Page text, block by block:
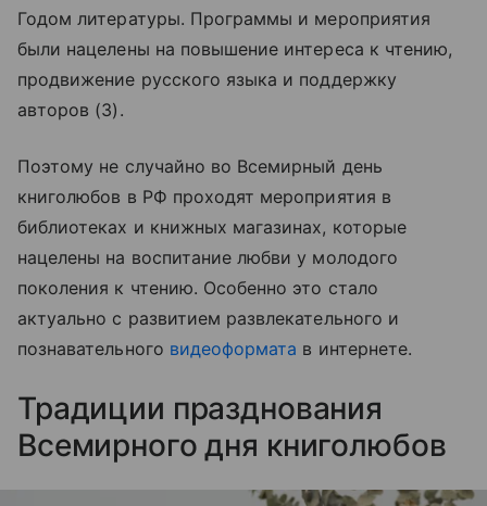
Годом литературы. Программы и мероприятия
были нацелены на повышение интереса к чтению,
продвижение русского языка и поддержку
авторов (3).
Поэтому не случайно во Всемирный день
книголюбов в РФ проходят мероприятия в
библиотеках и книжных магазинах, которые
нацелены на воспитание любви у молодого
поколения к чтению. Особенно это стало
актуально с развитием развлекательного и
познавательного видеоформата в интернете.
Традиции празднования
Всемирного дня книголюбов